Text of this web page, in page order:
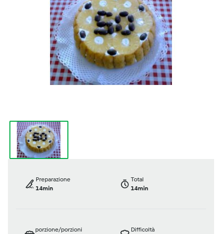
Preparazione
14min
Total
14min
porzione/porzioni
Difficoltà